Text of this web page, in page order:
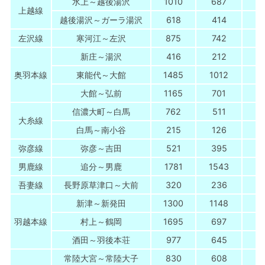
上越線
越後湯沢～ガーラ湯沢
618 414
左沢線
寒河江～左沢 875 742
奥羽本線
新庄～湯沢 416 212
東能代～大館
1485 1012
大館～弘前
1165 701
大糸線
信濃大町～白馬 762 511
白馬～南小谷
215 126
弥彦線
弥彦～吉田 521 395
男鹿線
追分～男鹿 1781 1543
吾妻線
長野原草津口～大前 320 236
羽越本線
新津～新発田 1300 1148
村上～鶴岡
1695 697
酒田～羽後本荘
977 645
常陸大宮～常陸大子
830 608